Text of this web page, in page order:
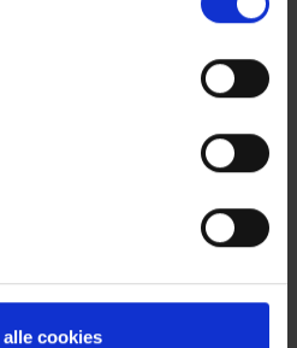
cookies
workshop for både nye og